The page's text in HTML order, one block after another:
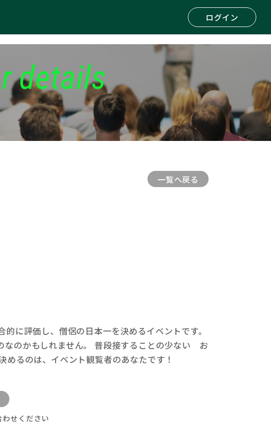
ログイン
details
一覧へ戻る
に評価し、僧侶の日本一を決めるイベントです。
なのかもしれません。 普段接することの少ない お
るのは、イベント観覧者のあなたです！
せください